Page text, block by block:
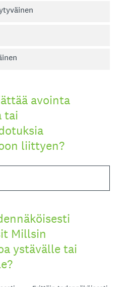
avointa
tai
liittyen?
Millsin
ystävälle tai